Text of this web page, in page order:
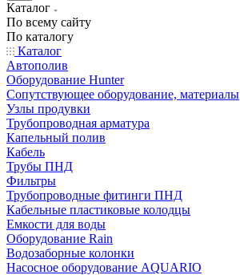
Каталог
По всему сайту
По каталогу
Каталог
Автополив
Оборудование Hunter
Сопутствующее оборудование, материалы
Узлы продувки
Трубопроводная арматура
Капельный полив
Кабель
Трубы ПНД
Фильтры
Трубопроводные фитинги ПНД
Кабельные пластиковые колодцы
Емкости для воды
Оборудование Rain
Водозаборные колонки
Насосное оборудование AQUARIO